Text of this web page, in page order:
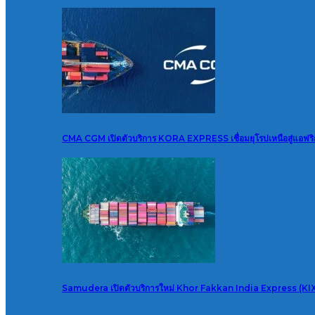
CMA CGM เปิดตัวบริการ KORA EXPRESS เชื่อมยุโรปเหนือสู่แอฟ
Samudera เปิดตัวบริการใหม่ Khor Fakkan India Express